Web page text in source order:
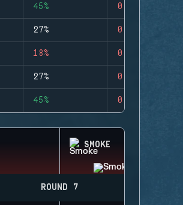
45% 0
27% 0
18% 0
27% 0
45% 0
SMOKE
ROUND 7